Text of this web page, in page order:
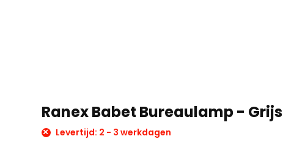
Ranex Babet Bureaulamp - Grijs
Levertijd: 2 - 3 werkdagen